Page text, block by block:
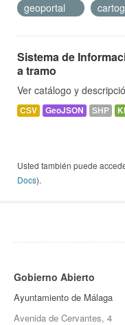
geoportal
Sistema de
a tramo
Ver catálogo y
CSV GeoJSON SHP
Usted también puede
Docs).
Gobierno Abierto
Ayuntamiento de Málaga
Avenida de Cervantes, 4